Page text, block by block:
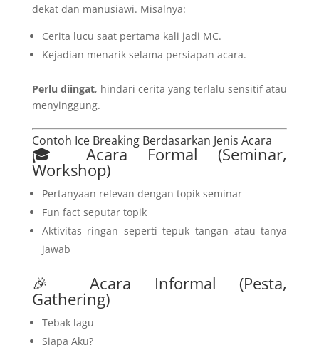
dekat dan manusiawi. Misalnya:
Cerita lucu saat pertama kali jadi MC.
Kejadian menarik selama persiapan acara.
Perlu diingat, hindari cerita yang terlalu sensitif atau
menyinggung.
Contoh Ice Breaking Berdasarkan Jenis Acara
🎓 Acara Formal (Seminar,
Workshop)
Pertanyaan relevan dengan topik seminar
Fun fact seputar topik
Aktivitas ringan seperti tepuk tangan atau tanya
jawab
🎉 Acara Informal (Pesta,
Gathering)
Tebak lagu
Siapa Aku?